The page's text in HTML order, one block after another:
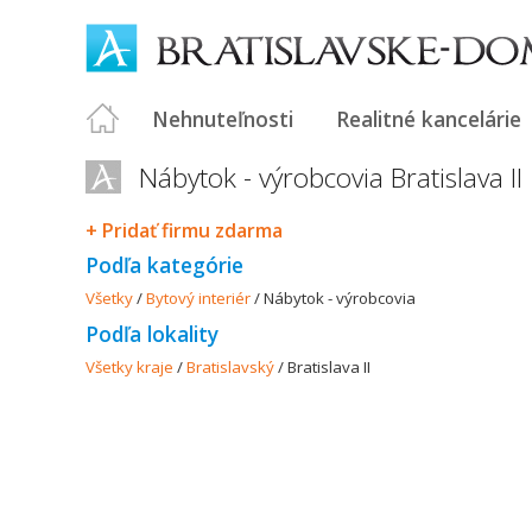
Nehnuteľnosti Realitné kancelárie
Nábytok - výrobcovia Bratislava II
+ Pridať firmu zdarma
Podľa kategórie
Všetky/Bytový interiér/Nábytok - výrobcovia
Podľa lokality
Všetky kraje /Bratislavský/Bratislava II